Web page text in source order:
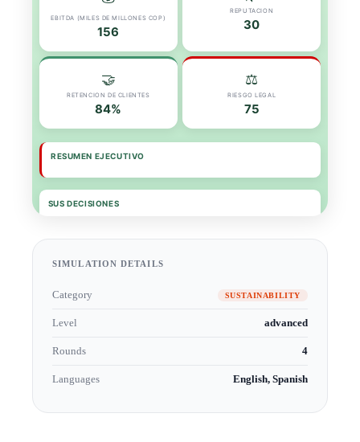
SIMULATION DETAILS
Category SUSTAINABILITY
Level advanced
Rounds 4
Languages English, Spanish